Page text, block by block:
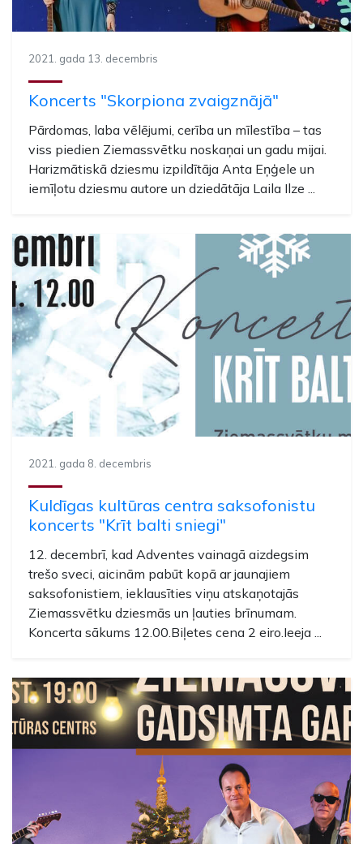
2021. gada 13. decembris
Koncerts "Skorpiona zvaigznājā"
Pārdomas, laba vēlējumi, cerība un mīlestība – tas
viss piedien Ziemassvētku noskaņai un gadu mijai.
Harizmātiskā dziesmu izpildītāja Anta Eņģele un
iemīļotu dziesmu autore un dziedātāja Laila Ilze ...
2021. gada 8. decembris
Kuldīgas kultūras centra saksofonistu
koncerts "Krīt balti sniegi"
12. decembrī, kad Adventes vainagā aizdegsim
trešo sveci, aicinām pabūt kopā ar jaunajiem
saksofonistiem, ieklausīties viņu atskaņotajās
Ziemassvētku dziesmās un ļauties brīnumam.
Koncerta sākums 12.00.Biļetes cena 2 eiro.Ieeja ...